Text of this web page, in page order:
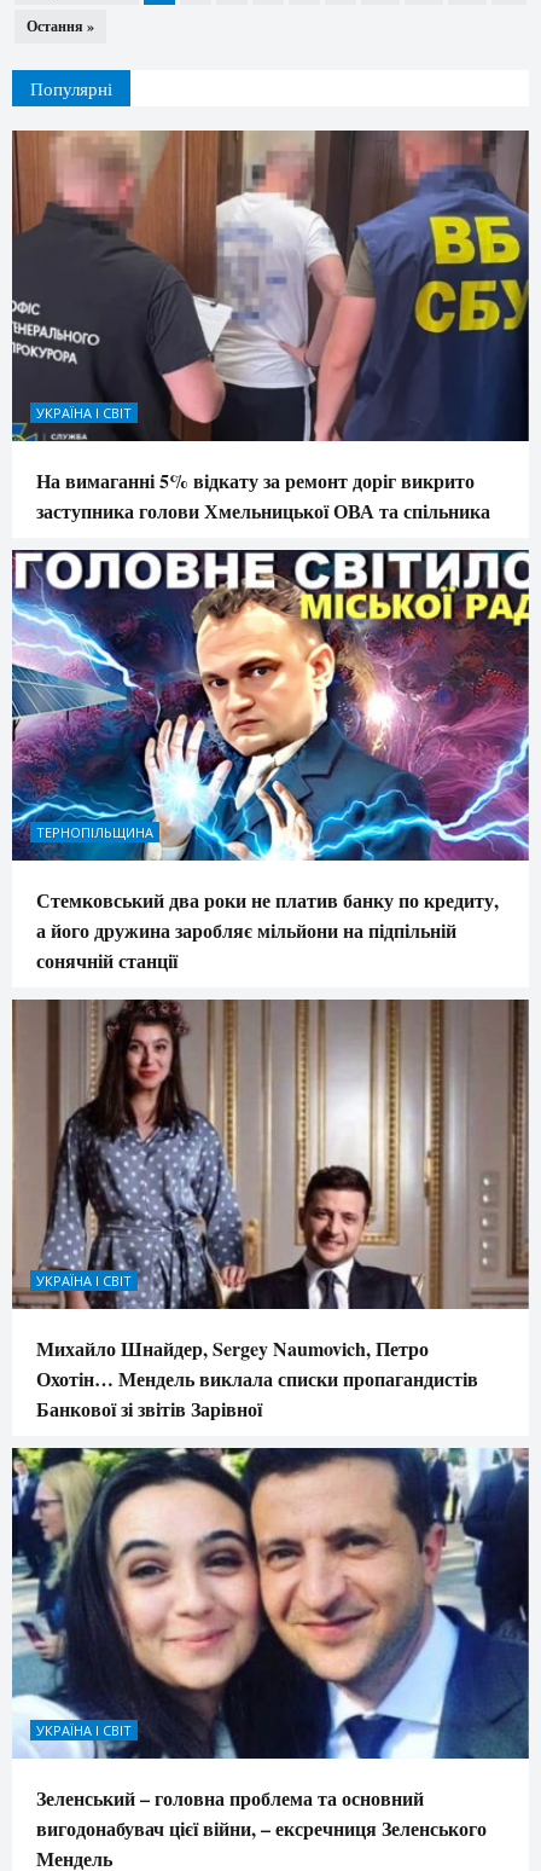
Остання »
Популярні
УКРАЇНА І СВІТ
На вимаганні 5% відкату за ремонт доріг викрито
заступника голови Хмельницької ОВА та спільника
ТЕРНОПІЛЬЩИНА
Стемковський два роки не платив банку по кредиту,
а його дружина заробляє мільйони на підпільній
сонячній станції
УКРАЇНА І СВІТ
Михайло Шнайдер, Sergey Naumovich, Петро
Охотін… Мендель виклала списки пропагандистів
Банкової зі звітів Зарівної
УКРАЇНА І СВІТ
Зеленський – головна проблема та основний
вигодонабувач цієї війни, – ексречниця Зеленського
Мендель